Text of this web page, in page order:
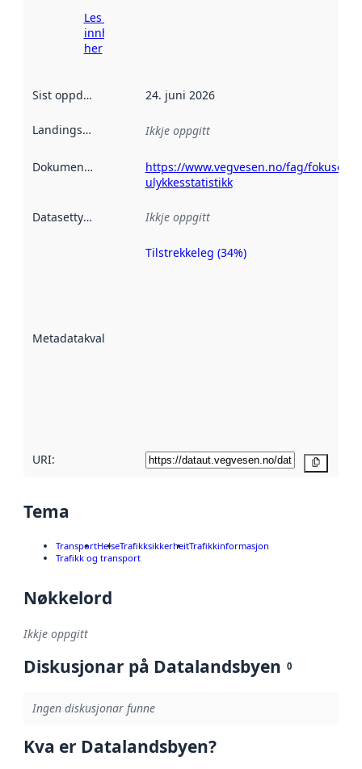
Les meir om
innhenting
her
Sist oppdatert 24. juni 2026
Landingsside Ikkje oppgitt
Dokumentasjon
https://www.vegvesen.no/fag/
ulykkesstatistikk
Datasettype Ikkje oppgitt
Metadatakvalitet
Metadatakvalitet
Tilstrekkeleg (34%)
URI:
Tema
TransportHelseTrafikksikkerheitTrafikkinformasjon
Trafikk og transport
Nøkkelord
Ikkje oppgitt
Diskusjonar på Datalandsbyen 0
Ingen diskusjonar funne
Kva er Datalandsbyen?